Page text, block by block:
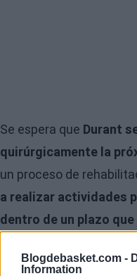
Blogdebasket.com -
Information
Se espera que Durant
quirúrgicamente la
un proceso de
a realizar actividades
dentro de un plazo